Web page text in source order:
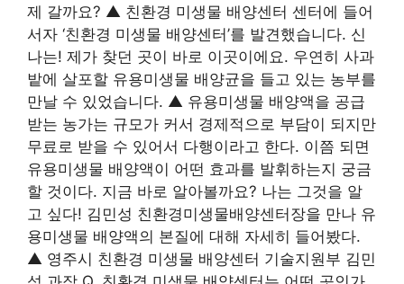
제 갈까요? ▲ 친환경 미생물 배양센터 센터에 들어
서자 ‘친환경 미생물 배양센터’를 발견했습니다. 신
나는! 제가 찾던 곳이 바로 이곳이에요. 우연히 사과
밭에 살포할 유용미생물 배양균을 들고 있는 농부를
만날 수 있었습니다. ▲ 유용미생물 배양액을 공급
받는 농가는 규모가 커서 경제적으로 부담이 되지만
무료로 받을 수 있어서 다행이라고 한다. 이쯤 되면
유용미생물 배양액이 어떤 효과를 발휘하는지 궁금
할 것이다. 지금 바로 알아볼까요? 나는 그것을 알
고 싶다! 김민성 친환경미생물배양센터장을 만나 유
용미생물 배양액의 본질에 대해 자세히 들어봤다.
▲ 영주시 친환경 미생물 배양센터 기술지원부 김민